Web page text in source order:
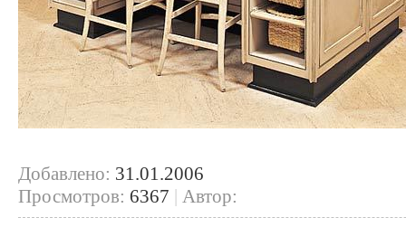
Добавлено: 31.01.2006
Просмотров: 6367 | Автор: